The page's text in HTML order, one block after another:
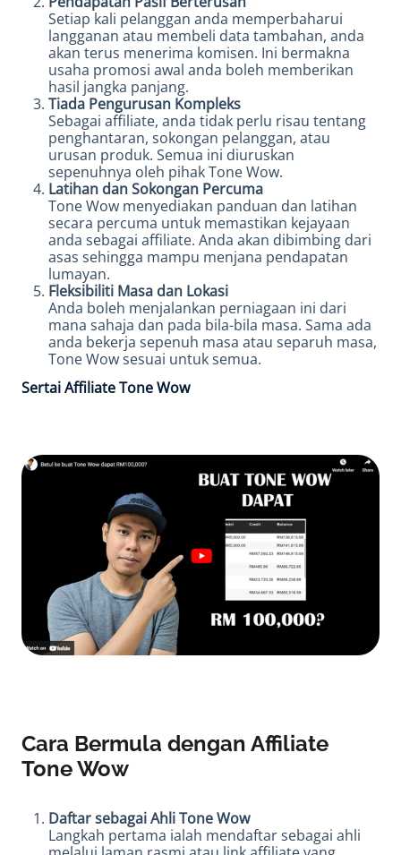
Setiap kali pelanggan anda memperbaharui
langganan atau membeli data tambahan, anda
akan terus menerima komisen. Ini bermakna
usaha promosi awal anda boleh memberikan
hasil jangka panjang.
Tiada Pengurusan Kompleks
Sebagai affiliate, anda tidak perlu risau tentang
penghantaran, sokongan pelanggan, atau
urusan produk. Semua ini diuruskan
sepenuhnya oleh pihak Tone Wow.
Latihan dan Sokongan Percuma
Tone Wow menyediakan panduan dan latihan
secara percuma untuk memastikan kejayaan
anda sebagai affiliate. Anda akan dibimbing dari
asas sehingga mampu menjana pendapatan
lumayan.
Fleksibiliti Masa dan Lokasi
Anda boleh menjalankan perniagaan ini dari
mana sahaja dan pada bila-bila masa. Sama ada
anda bekerja sepenuh masa atau separuh masa,
Tone Wow sesuai untuk semua.
Sertai Affiliate Tone Wow
Cara Bermula dengan Affiliate
Tone Wow
Daftar sebagai Ahli Tone Wow
Langkah pertama ialah mendaftar sebagai ahli